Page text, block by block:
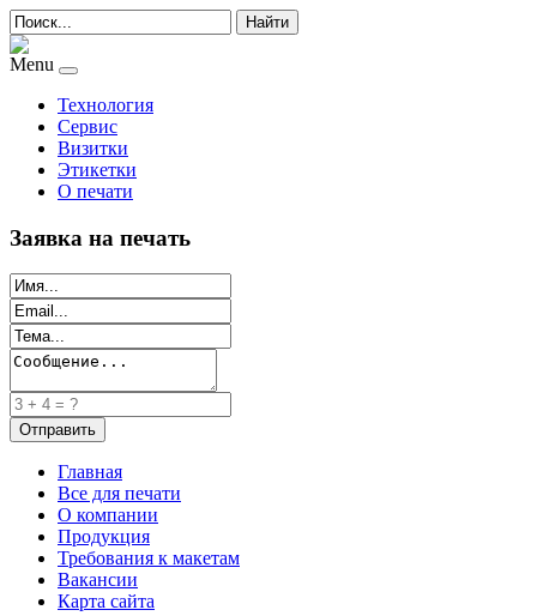
Найти
Menu
Технология
Сервис
Визитки
Этикетки
О печати
Заявка на печать
Главная
Все для печати
О компании
Продукция
Требования к макетам
Вакансии
Карта сайта